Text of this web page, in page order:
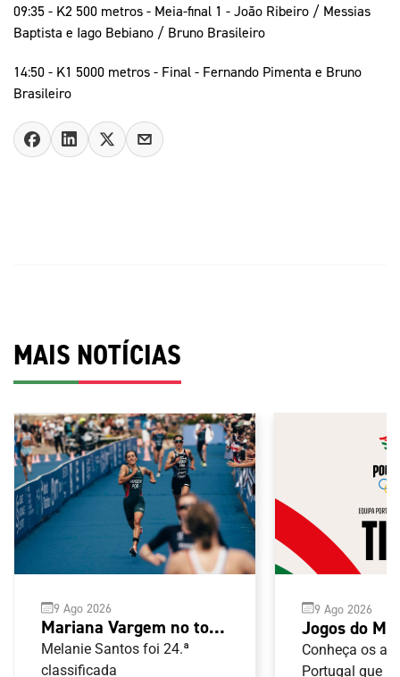
09:35 - K2 500 metros - Meia-final 1 - João Ribeiro / Messias
Baptista e Iago Bebiano / Bruno Brasileiro
14:50 - K1 5000 metros - Final - Fernando Pimenta e Bruno
Brasileiro
MAIS NOTÍCIAS
9 Ago 2026
Mariana Vargem no top-
10 da Taça do Mundo de
Melanie Santos foi 24.ª
classificada
9 Ago 2026
Jogos do
Taranto
Conheça os
Portugal que